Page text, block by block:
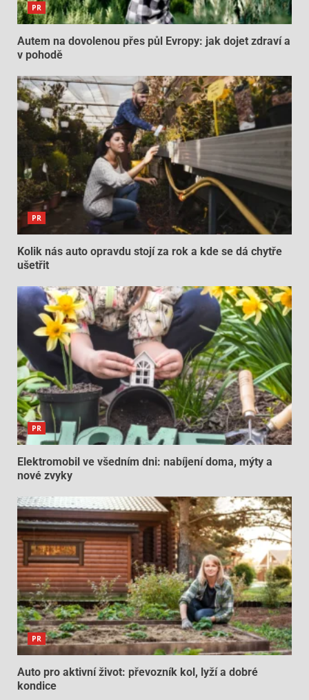
PR
Autem na dovolenou přes půl Evropy: jak dojet zdraví a
v pohodě
PR
Kolik nás auto opravdu stojí za rok a kde se dá chytře
ušetřit
PR
Elektromobil ve všedním dni: nabíjení doma, mýty a
nové zvyky
PR
Auto pro aktivní život: převozník kol, lyží a dobré
kondice